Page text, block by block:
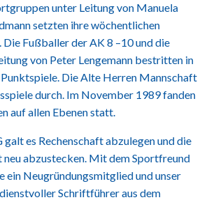
unter Leitung von Manuela
setzten ihre wöchentlichen
Fußballer der AK 8 –10 und die
von Peter Lengemann bestritten in
Die Alte Herren Mannschaft
durch. Im November 1989 fanden
auf allen Ebenen statt.
galt es Rechenschaft abzulegen und die
abzustecken. Mit dem Sportfreund
ein Neugründungsmitglied und unser
Schriftführer aus dem